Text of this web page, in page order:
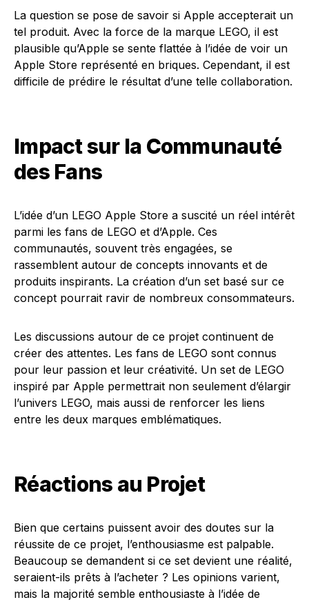
La question se pose de savoir si Apple accepterait un
tel produit. Avec la force de la marque LEGO, il est
plausible qu’Apple se sente flattée à l’idée de voir un
Apple Store représenté en briques. Cependant, il est
difficile de prédire le résultat d’une telle collaboration.
Impact sur la Communauté
des Fans
L’idée d’un LEGO Apple Store a suscité un réel intérêt
parmi les fans de LEGO et d’Apple. Ces
communautés, souvent très engagées, se
rassemblent autour de concepts innovants et de
produits inspirants. La création d’un set basé sur ce
concept pourrait ravir de nombreux consommateurs.
Les discussions autour de ce projet continuent de
créer des attentes. Les fans de LEGO sont connus
pour leur passion et leur créativité. Un set de LEGO
inspiré par Apple permettrait non seulement d’élargir
l’univers LEGO, mais aussi de renforcer les liens
entre les deux marques emblématiques.
Réactions au Projet
Bien que certains puissent avoir des doutes sur la
réussite de ce projet, l’enthousiasme est palpable.
Beaucoup se demandent si ce set devient une réalité,
seraient-ils prêts à l’acheter ? Les opinions varient,
mais la majorité semble enthousiaste à l’idée de